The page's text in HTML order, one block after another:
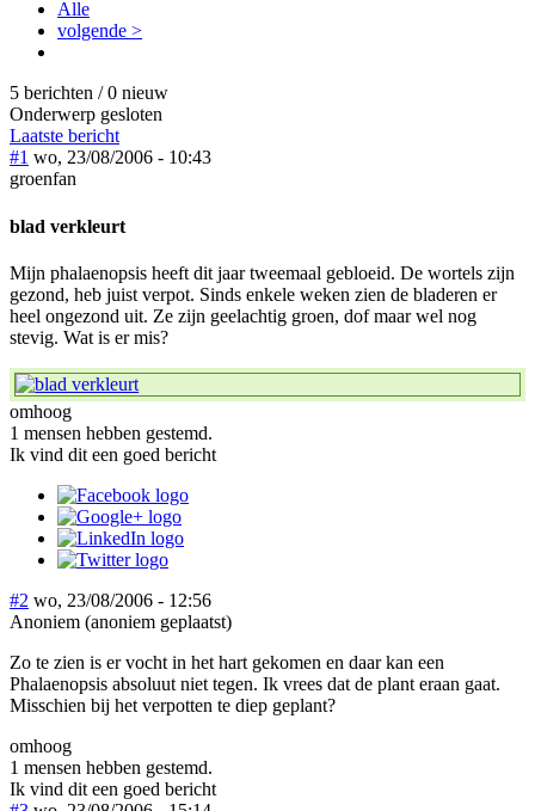
Alle
volgende >
5 berichten / 0 nieuw
Onderwerp gesloten
Laatste bericht
#1 wo, 23/08/2006 - 10:43
groenfan
blad verkleurt
Mijn phalaenopsis heeft dit jaar tweemaal gebloeid. De wortels zijn
gezond, heb juist verpot. Sinds enkele weken zien de bladeren er
heel ongezond uit. Ze zijn geelachtig groen, dof maar wel nog
stevig. Wat is er mis?
omhoog
1 mensen hebben gestemd.
Ik vind dit een goed bericht
#2 wo, 23/08/2006 - 12:56
Anoniem (anoniem geplaatst)
Zo te zien is er vocht in het hart gekomen en daar kan een
Phalaenopsis absoluut niet tegen. Ik vrees dat de plant eraan gaat.
Misschien bij het verpotten te diep geplant?
omhoog
1 mensen hebben gestemd.
Ik vind dit een goed bericht